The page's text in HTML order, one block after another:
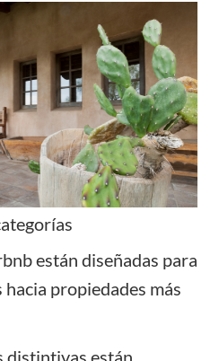
están diseñadas para
propiedades más
distintivas están